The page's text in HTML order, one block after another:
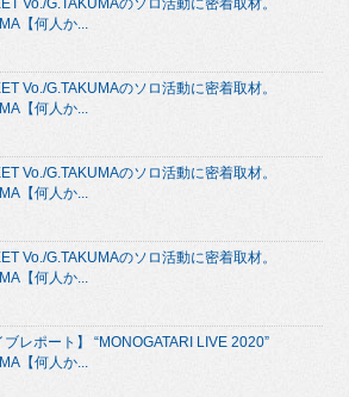
【何人か...
Vo./G.TAKUMAのソロ活動に密着取材。
【何人か...
Vo./G.TAKUMAのソロ活動に密着取材。
【何人か...
Vo./G.TAKUMAのソロ活動に密着取材。
【何人か...
ブレポート】 “MONOGATARI LIVE 2020”
【何人か...